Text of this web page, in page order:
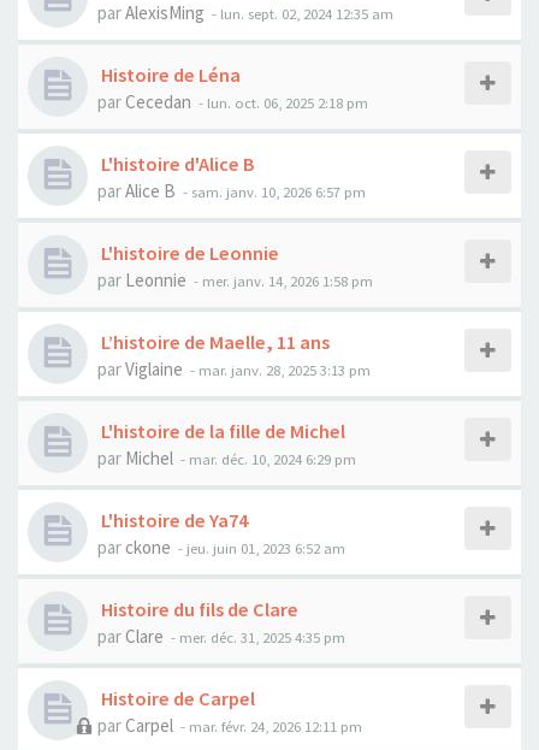
parAlexisMing - lun. sept. 02, 2024 12:35 am
Histoire de Léna
par Cecedan - lun. oct. 06, 2025 2:18 pm
L'histoire d'Alice B
parAlice B - sam. janv. 10, 2026 6:57 pm
L'histoire de Leonnie
par Leonnie - mer. janv. 14, 2026 1:58 pm
L’histoire de Maelle, 11 ans
parViglaine - mar. janv. 28, 2025 3:13 pm
L'histoire de la fille de Michel
par Michel - mar. déc. 10, 2024 6:29 pm
L'histoire de Ya74
par ckone - jeu. juin 01, 2023 6:52 am
Histoire du fils de Clare
par Clare - mer. déc. 31, 2025 4:35 pm
Histoire de Carpel
parCarpel - mar. févr. 24, 2026 12:11 pm